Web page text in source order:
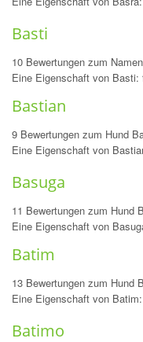
Basti
10 Bewertungen zum
Eine Eigenschaft von
Bastian
9 Bewertungen zum Hund
Eine Eigenschaft von
Basuga
11 Bewertungen zum Hund
Eine Eigenschaft von
Batim
13 Bewertungen zum Hund
Eine Eigenschaft von
Batimo